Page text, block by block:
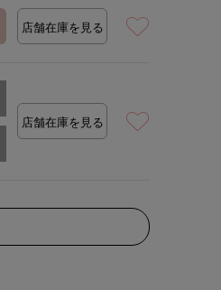
店舗在庫を見る
店舗在庫を見る